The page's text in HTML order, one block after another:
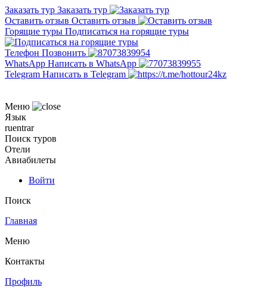
Заказать тур Заказать тур
Оставить отзыв Оставить отзыв
Горящие туры Подписаться на горящие туры
Телефон Позвонить
WhatsApp Написать в WhatsApp
Telegram Написать в Telegram
Меню
Язык
ruentrar
Поиск туров
Отели
Авиабилеты
Войти
Поиск
Главная
Меню
Контакты
Профиль